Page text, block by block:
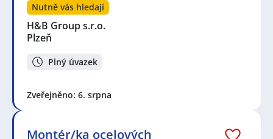
Nutně vás hledají
H&B Group s.r.o.
Plzeň
Plný úvazek
Zveřejněno: 6. srpna
Montér/ka ocelových